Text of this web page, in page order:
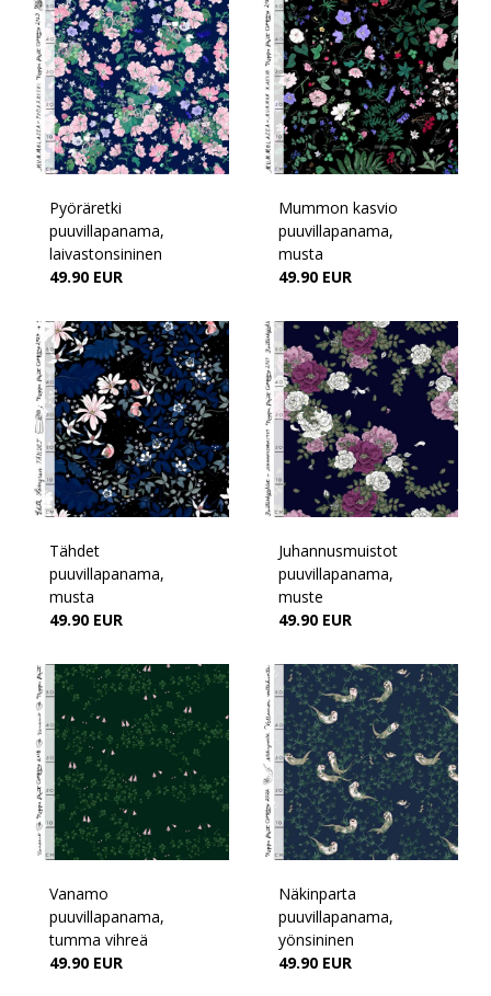
Pyöräretki
puuvillapanama,
laivastonsininen
49.90 EUR
Mummon kasvio
puuvillapanama,
musta
49.90 EUR
Tähdet
puuvillapanama,
musta
49.90 EUR
Juhannusmuistot
puuvillapanama,
muste
49.90 EUR
Vanamo
puuvillapanama,
tumma vihreä
49.90 EUR
Näkinparta
puuvillapanama,
yönsininen
49.90 EUR